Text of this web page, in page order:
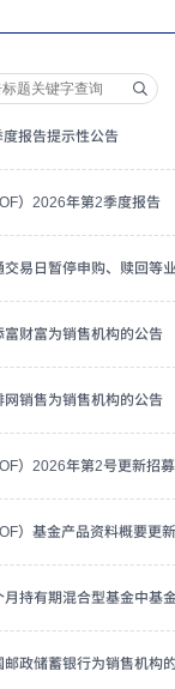
报告提示性公告
）2026年第2季度报告
易日暂停申购、赎回等
财富为销售机构的公告
销售为销售机构的公告
）2026年第2号更新招
）基金产品资料概要更新
持有期混合型基金中基
政储蓄银行为销售机构